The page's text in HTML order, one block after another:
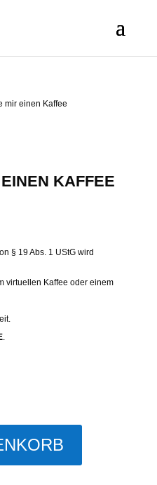
mir einen Kaffee
KAFFEE
§ 19 Abs. 1 UStG wird
virtuellen Kaffee oder einem
.